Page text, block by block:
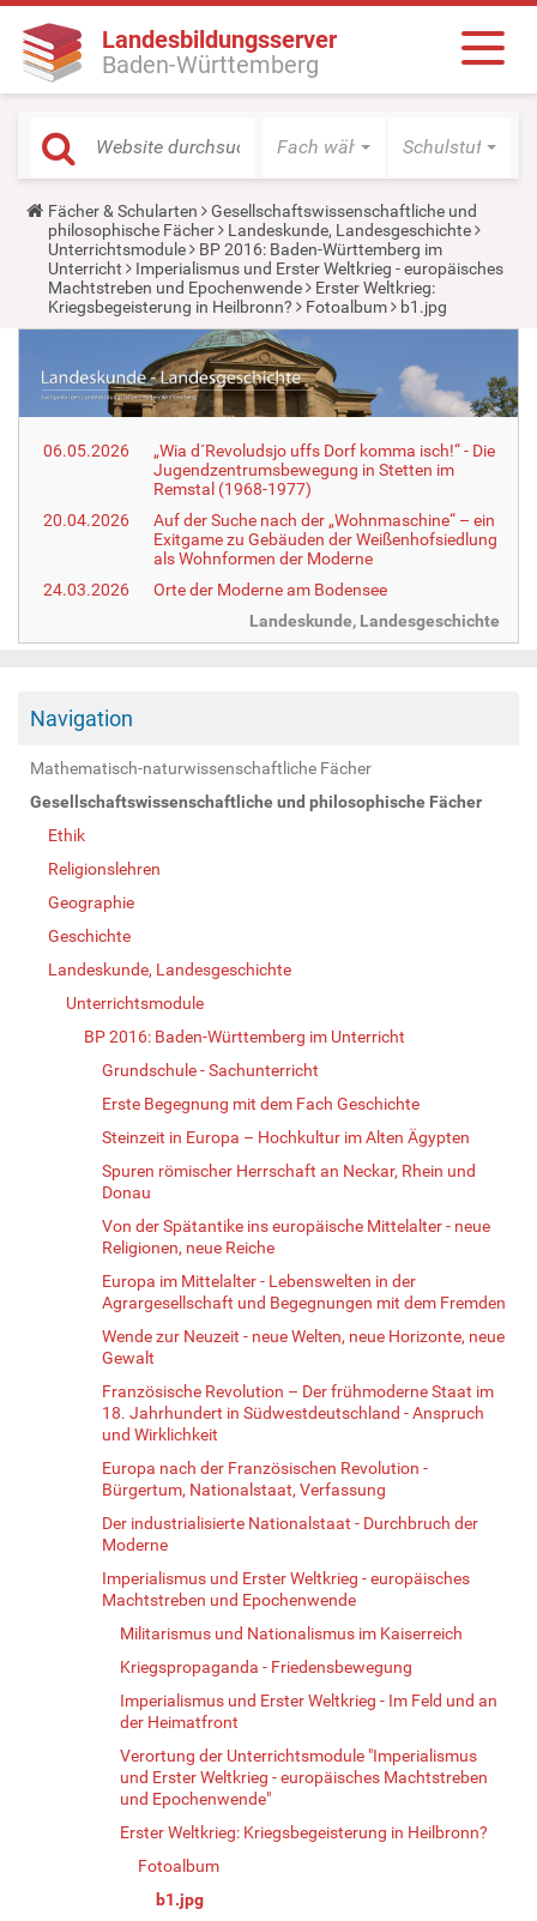
Landesbildungsserver
Baden-Württemberg
Fach wählen Schulstufe
Y
o
u
a
r
e
h
e
:
Fächer & Schularten
Gesellschaftswissenschaftliche und
philosophische Fächer
Landeskunde, Landesgeschichte
Unterrichtsmodule
BP 2016: Baden-Württemberg im
Unterricht
Imperialismus und Erster Weltkrieg - europäisches
Machtstreben und Epochenwende
Erster Weltkrieg:
Kriegsbegeisterung in Heilbronn?
Fotoalbum b1.jpg
06.05.2026
„Wia d´Revoludsjo uffs Dorf komma isch!“ - Die
Jugendzentrumsbewegung in Stetten im
Remstal (1968-1977)
20.04.2026
Auf der Suche nach der „Wohnmaschine“ – ein
Exitgame zu Gebäuden der Weißenhofsiedlung
als Wohnformen der Moderne
24.03.2026
Orte der Moderne am Bodensee
Landeskunde, Landesgeschichte
Navigation
Mathematisch-naturwissenschaftliche Fächer
Gesellschaftswissenschaftliche und philosophische Fächer
Ethik
Religionslehren
Geographie
Geschichte
Landeskunde, Landesgeschichte
Unterrichtsmodule
BP 2016: Baden-Württemberg im Unterricht
Grundschule - Sachunterricht
Erste Begegnung mit dem Fach Geschichte
Steinzeit in Europa – Hochkultur im Alten Ägypten
Spuren römischer Herrschaft an Neckar, Rhein und
Donau
Von der Spätantike ins europäische Mittelalter - neue
Religionen, neue Reiche
Europa im Mittelalter - Lebenswelten in der
Agrargesellschaft und Begegnungen mit dem Fremden
Wende zur Neuzeit - neue Welten, neue Horizonte, neue
Gewalt
Französische Revolution – Der frühmoderne Staat im
18. Jahrhundert in Südwestdeutschland - Anspruch
und Wirklichkeit
Europa nach der Französischen Revolution -
Bürgertum, Nationalstaat, Verfassung
Der industrialisierte Nationalstaat - Durchbruch der
Moderne
Imperialismus und Erster Weltkrieg - europäisches
Machtstreben und Epochenwende
Militarismus und Nationalismus im Kaiserreich
Kriegspropaganda - Friedensbewegung
Imperialismus und Erster Weltkrieg - Im Feld und an
der Heimatfront
Verortung der Unterrichtsmodule "Imperialismus
und Erster Weltkrieg - europäisches Machtstreben
und Epochenwende"
Erster Weltkrieg: Kriegsbegeisterung in Heilbronn?
Fotoalbum
b1.jpg